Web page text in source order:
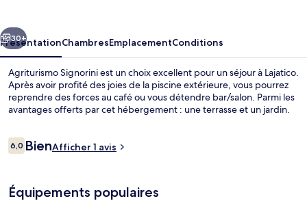
Suivant
30+
PrésentationChambresEmplacementConditions
Agriturismo Signorini est un choix excellent pour un séjour à Lajatico.
Après avoir profité des joies de la piscine extérieure, vous pourrez
reprendre des forces au café ou vous détendre bar/salon. Parmi les
avantages offerts par cet hébergement : une terrasse et un jardin.
Avis
voyageurs
6,06,0 sur 10
BienAfficher 1 avis
Équipements populaires